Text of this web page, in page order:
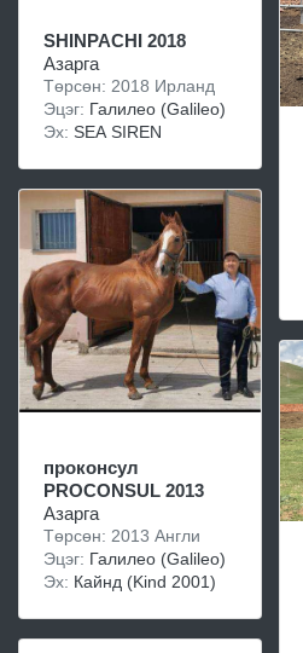
SHINPACHI 2018
Азарга
Төрсөн: 2018 Ирланд
Эцэг: Галилео (Galileo)
Эх: SEA SIREN
проконсул
PROCONSUL 2013
Азарга
Төрсөн: 2013 Англи
Эцэг: Галилео (Galileo)
Эх: Кайнд (Kind 2001)